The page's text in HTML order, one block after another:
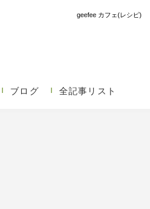
geefee カフェ(レシピ)
ブログ 全記事リスト